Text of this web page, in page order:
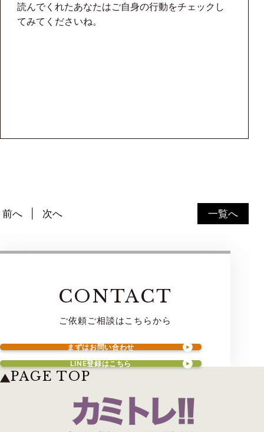
読んでくれたあなたはご自身の行動をチェックし
てみてくださいね。
一覧へ
前へ 次へ
CONTACT
ご依頼ご相談はこちらから
まずはお問い合わせ
LINE登録はこちら
PAGE TOP